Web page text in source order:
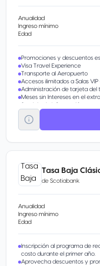
Anualidad
Ingreso mínimo
Edad
Promociones y descuentos
Visa Travel Experience
Transporte al Aeropuerto
Accesos ilimitados a Salas VIP
Administración de tarjeta del
Meses sin Intereses en el
Servicio de Información para
Tasa Baja
de Scotiabank
Anualidad
Ingreso mínimo
Edad
Inscripción al programa de
costo durante el primer año.
Aprovecha descuentos y